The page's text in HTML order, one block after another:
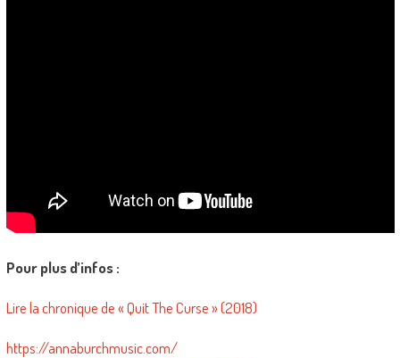
Pour plus d’infos :
Lire la chronique de « Quit The Curse » (2018)
https://annaburchmusic.com/